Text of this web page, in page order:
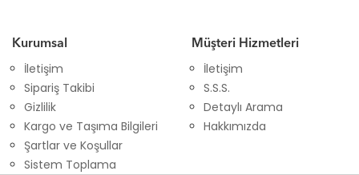
Kurumsal
İletişim
Sipariş Takibi
Gizlilik
Kargo ve Taşıma Bilgileri
Şartlar ve Koşullar
Sistem Toplama
Müşteri Hizmetleri
İletişim
S.S.S.
Detaylı Arama
Hakkımızda